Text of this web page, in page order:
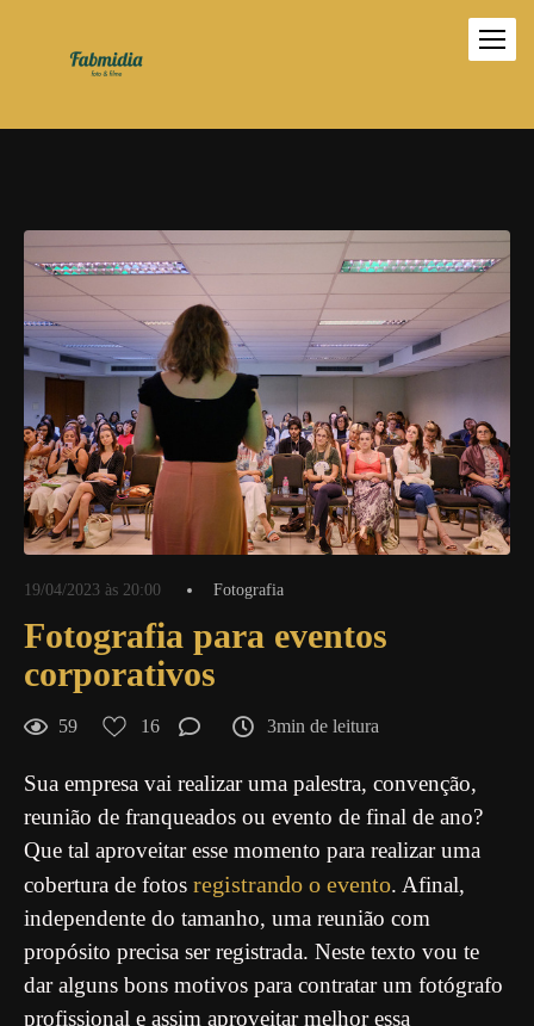
19/04/2023 às 20:00 Fotografia
Fotografia para eventos
corporativos
59 16 3min de leitura
Sua empresa vai realizar uma palestra, convenção,
reunião de franqueados ou evento de final de ano?
Que tal aproveitar esse momento para realizar uma
cobertura de fotos registrando o evento. Afinal,
independente do tamanho, uma reunião com
propósito precisa ser registrada. Neste texto vou te
dar alguns bons motivos para contratar um fotógrafo
profissional e assim aproveitar melhor essa